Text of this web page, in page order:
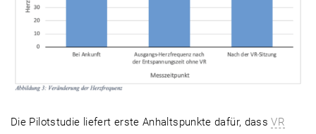
Die Pilotstudie liefert erste Anhaltspunkte dafür, dassVR